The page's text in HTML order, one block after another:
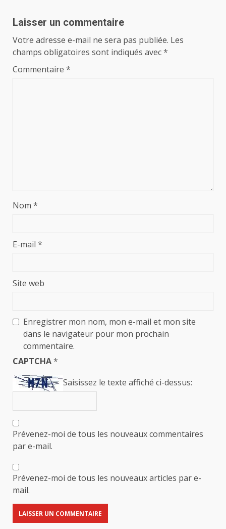
Laisser un commentaire
Votre adresse e-mail ne sera pas publiée. Les
champs obligatoires sont indiqués avec*
Commentaire *
Nom *
E-mail *
Site web
Enregistrer mon nom, mon e-mail et mon site
dans le navigateur pour mon prochain
commentaire.
CAPTCHA*
Saisissez le texte affiché ci-dessus:
Prévenez-moi de tous les nouveaux commentaires
par e-mail.
Prévenez-moi de tous les nouveaux articles par e-
mail.